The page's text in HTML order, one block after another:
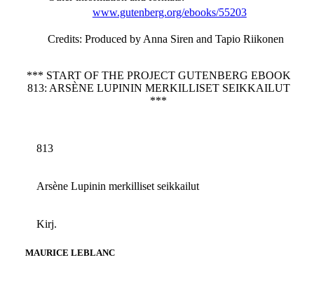
www.gutenberg.org/ebooks/55203
Credits: Produced by Anna Siren and Tapio Riikonen
*** START OF THE PROJECT GUTENBERG EBOOK
813: ARSÈNE LUPININ MERKILLISET SEIKKAILUT
***
813
Arsène Lupinin merkilliset seikkailut
Kirj.
MAURICE LEBLANC